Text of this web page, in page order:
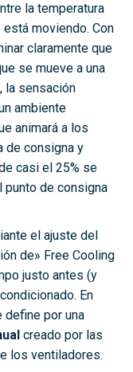
la temperatura
moviendo. Con
claramente que
se mueve a una
la sensación
ambiente
animará a los
de consigna y
casi el 25% se
punto de consigna
el ajuste del
de» Free Cooling
justo antes (y
En
por una
creado por las
los ventiladores.